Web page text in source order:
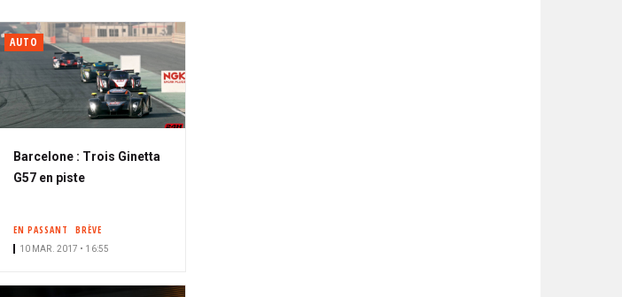
AUTO
Barcelone : Trois Ginetta
G57 en piste
EN PASSANT BRÈVE
10 MAR. 2017 • 16:55